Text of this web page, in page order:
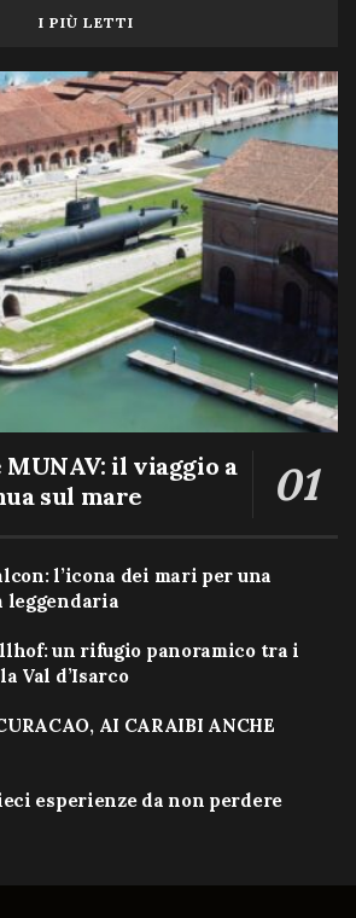
I PIÙ LETTI
il viaggio a
sul mare
l’icona dei mari per una
leggendaria
un rifugio panoramico tra i
Val d’Isarco
AI CARAIBI ANCHE
esperienze da non perdere